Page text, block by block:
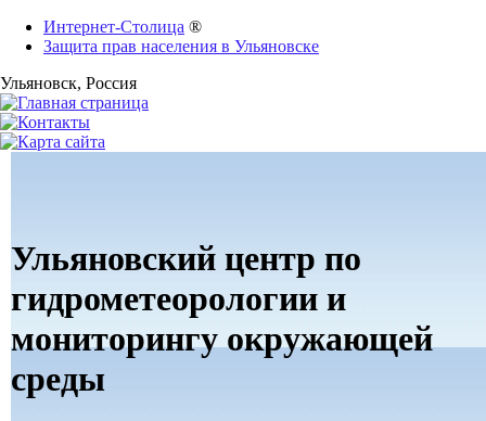
Интернет-Столица ®
Защита прав населения в Ульяновске
Ульяновск, Россия
Ульяновский центр по
гидрометеорологии и
мониторингу окружающей
среды